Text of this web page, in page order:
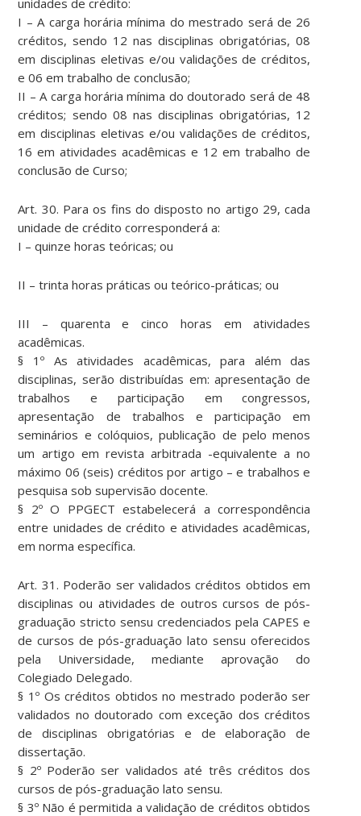
I – A carga horária mínima do mestrado será de 26
créditos, sendo 12 nas disciplinas obrigatórias, 08
em disciplinas eletivas e/ou validações de créditos,
e 06 em trabalho de conclusão;
II – A carga horária mínima do doutorado será de 48
créditos; sendo 08 nas disciplinas obrigatórias, 12
em disciplinas eletivas e/ou validações de créditos,
16 em atividades acadêmicas e 12 em trabalho de
conclusão de Curso;
Art. 30. Para os fins do disposto no artigo 29, cada
unidade de crédito corresponderá a:
I – quinze horas teóricas; ou
II – trinta horas práticas ou teórico-práticas; ou
III – quarenta e cinco horas em atividades
acadêmicas.
§ 1º As atividades acadêmicas, para além das
disciplinas, serão distribuídas em: apresentação de
trabalhos e participação em congressos,
apresentação de trabalhos e participação em
seminários e colóquios, publicação de pelo menos
um artigo em revista arbitrada -equivalente a no
máximo 06 (seis) créditos por artigo – e trabalhos e
pesquisa sob supervisão docente.
§ 2º O PPGECT estabelecerá a correspondência
entre unidades de crédito e atividades acadêmicas,
em norma específica.
Art. 31. Poderão ser validados créditos obtidos em
disciplinas ou atividades de outros cursos de pós-
graduação stricto sensu credenciados pela CAPES e
de cursos de pós-graduação lato sensu oferecidos
pela Universidade, mediante aprovação do
Colegiado Delegado.
§ 1º Os créditos obtidos no mestrado poderão ser
validados no doutorado com exceção dos créditos
de disciplinas obrigatórias e de elaboração de
dissertação.
§ 2º Poderão ser validados até três créditos dos
cursos de pós-graduação lato sensu.
§ 3º Não é permitida a validação de créditos obtidos